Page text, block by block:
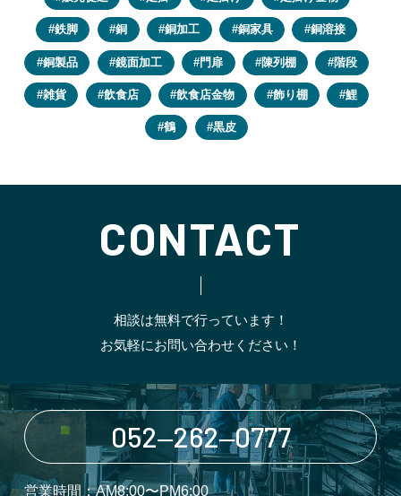
鉄脚 銅 銅加工 銅家具 銅溶接
銅製品 鏡面加工 門扉 陳列棚 階段
雑貨 飲食店 飲食店金物 飾り棚 鯉
鶴 黒皮
CONTACT
相談は無料で行っています！
お気軽にお問い合わせください！
052‒262‒0777
営業時間：AM8:00〜PM6:00